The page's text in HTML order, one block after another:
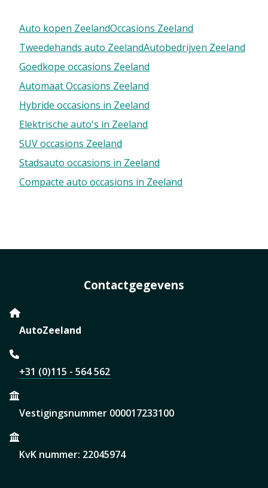
Auto kopen ZeelandOccasions Zeeland
Tweedehands auto ZeelandAutobedrijven Zeeland
Goedkope occasions Zeeland
Automaat Occasions Zeeland
Hybride occasions in Zeeland
Elektrische auto's in Zeeland
SUV occasions Zeeland
Stadsauto occasions in Zeeland
Compacte auto occasions in Zeeland
Contactgegevens
AutoZeeland
+31 (0)115 - 564 562
Vestigingsnummer 000017233100
KvK nummer: 22045974